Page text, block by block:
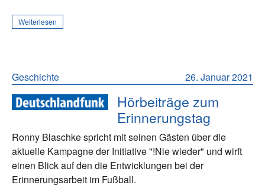
Weiterlesen
26. Januar 2021
Geschichte
Hörbeiträge zum
Erinnerungstag
Ronny Blaschke spricht mit seinen Gästen über die
aktuelle Kampagne der Initiative "!Nie wieder" und wirft
einen Blick auf den die Entwicklungen bei der
Erinnerungsarbeit im Fußball.